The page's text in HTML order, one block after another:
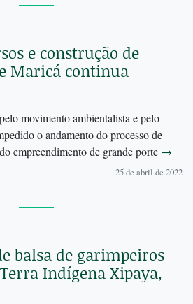
e construção de
Maricá continua
movimento ambientalista e pelo
o andamento do processo de
empreendimento de grande porte →
25 de abril de 2022
balsa de garimpeiros
Indígena Xipaya,